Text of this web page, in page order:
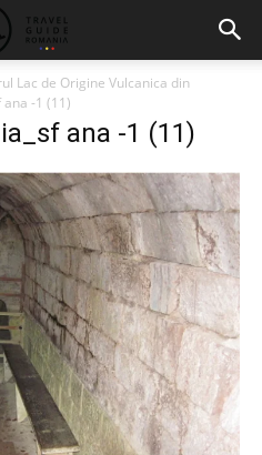
Lac de Origine Vulcanica din
-1 (11)
ana -1 (11)